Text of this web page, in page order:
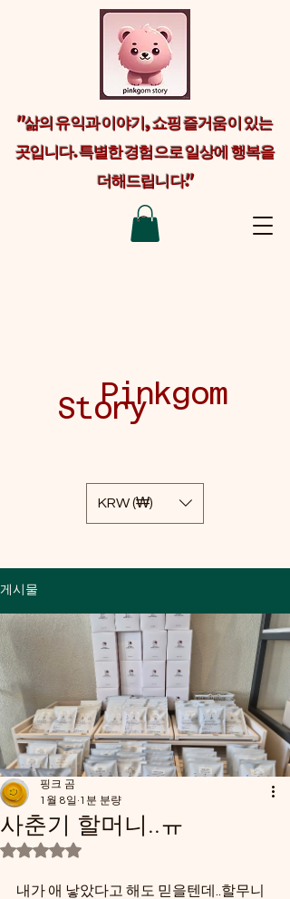
KRW (₩)
Pinkgom
Story
"삶의 유익과 이야기, 쇼핑 즐거움이 있는
곳입니다. 특별한 경험으로 일상에 행복을
더해드립니다."
게시물
사춘기 할머니..ㅠ
핑크 곰
1월 8일 1분 분량
별점 5점 중 NaN점을 주었습니다.
내가 애 낳았다고 해도 믿을텐데..할무니